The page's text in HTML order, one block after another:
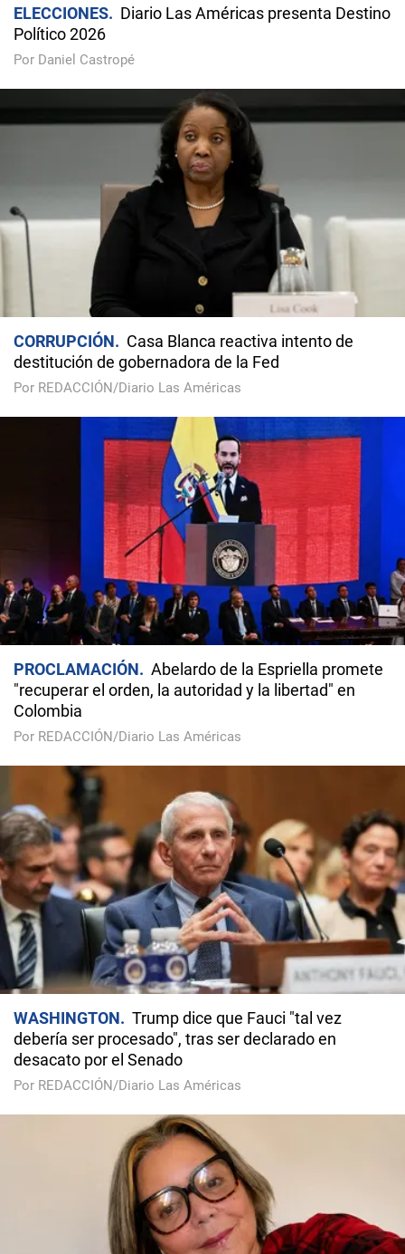
ELECCIONES
Diario Las Américas presenta Destino
Político 2026
Por Daniel Castropé
CORRUPCIÓN
Casa Blanca reactiva intento de
destitución de gobernadora de la Fed
Por REDACCIÓN/Diario Las Américas
PROCLAMACIÓN
Abelardo de la Espriella promete
"recuperar el orden, la autoridad y la libertad" en
Colombia
Por REDACCIÓN/Diario Las Américas
WASHINGTON
Trump dice que Fauci "tal vez
debería ser procesado", tras ser declarado en
desacato por el Senado
Por REDACCIÓN/Diario Las Américas